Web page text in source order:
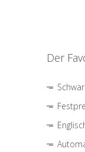
Der